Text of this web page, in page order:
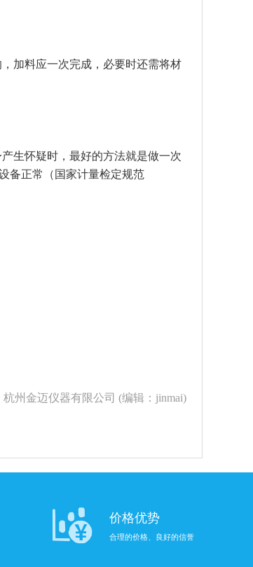
加料应一次完成，必要时还需将材
生怀疑时，最好的方法就是做一次
备正常（国家计量检定规范
杭州金迈仪器有限公司 (编辑：jinmai)
价格优势
合理的价格、良好的信誉